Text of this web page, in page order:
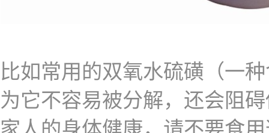
比如常用的双氧水硫磺（一
为它不容易被分解，还会阻